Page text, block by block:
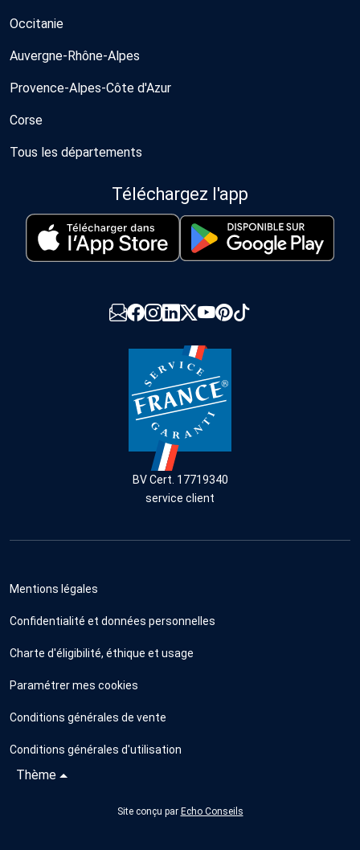
Occitanie
Auvergne-Rhône-Alpes
Provence-Alpes-Côte d'Azur
Corse
Tous les départements
Téléchargez l'app
BV Cert. 17719340
service client
Mentions légales
Confidentialité et données personnelles
Charte d'éligibilité, éthique et usage
Paramétrer mes cookies
Conditions générales de vente
Conditions générales d'utilisation
Thème
Site conçu par Echo Conseils